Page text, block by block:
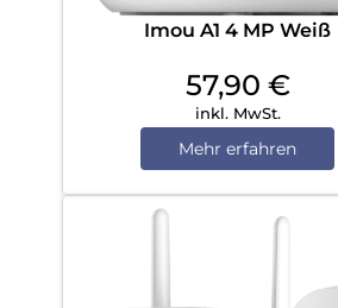
Imou A1 4 MP Weiß
57,90 €
inkl. MwSt.
Mehr erfahren